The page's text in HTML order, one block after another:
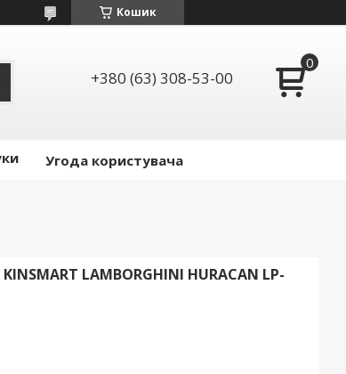
Кошик
+380 (63) 308-53-00
Угода користувача
LAMBORGHINI HURACAN LP-